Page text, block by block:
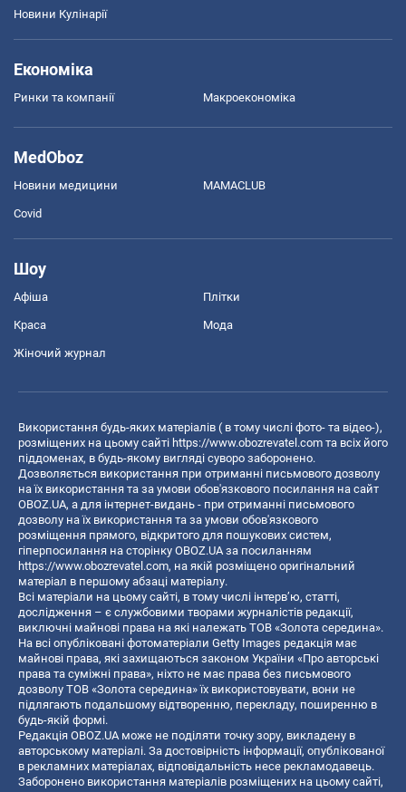
Новини Кулінарії
Економіка
Ринки та компанії Макроекономіка
MedOboz
Новини медицини MAMACLUB
Covid
Шоу
Афіша Плітки
Краса Мода
Жіночий журнал
Використання будь-яких матеріалів ( в тому числі фото- та відео-),
розміщених на цьому сайті https://www.obozrevatel.com та всіх його
піддоменах, в будь-якому вигляді суворо заборонено.
Дозволяється використання при отриманні письмового дозволу
на їх використання та за умови обов'язкового посилання на сайт
OBOZ.UA, а для інтернет-видань - при отриманні письмового
дозволу на їх використання та за умови обов'язкового
розміщення прямого, відкритого для пошукових систем,
гіперпосилання на сторінку OBOZ.UA за посиланням
https://www.obozrevatel.com, на якій розміщено оригінальний
матеріал в першому абзаці матеріалу.
Всі матеріали на цьому сайті, в тому числі інтерв’ю, статті,
дослідження – є службовими творами журналістів редакції,
виключні майнові права на які належать ТОВ «Золота середина».
На всі опубліковані фотоматеріали Getty Images редакція має
майнові права, які захищаються законом України «Про авторські
права та суміжні права», ніхто не має права без письмового
дозволу ТОВ «Золота середина» їх використовувати, вони не
підлягають подальшому відтворенню, перекладу, поширенню в
будь-якій формі.
Редакція OBOZ.UA може не поділяти точку зору, викладену в
авторському матеріалі. За достовірність інформації, опублікованої
в рекламних матеріалах, відповідальність несе рекламодавець.
Заборонено використання матеріалів розміщених на цьому сайті,